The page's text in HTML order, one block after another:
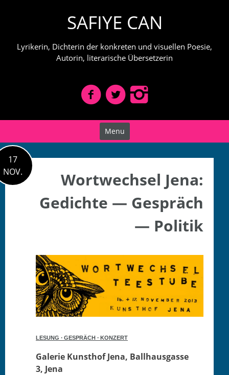
SAFIYE CAN
Lyrikerin, Dichterin der konkreten und visuellen Poesie,
Autorin, literarische Übersetzerin
Menu
17
NOV.
Wortwechsel Jena:
Gedichte — Gespräch
— Politik
LESUNG ∙ GESPRÄCH ∙ KONZERT
Galerie Kun­sthof Jena, Ball­haus­gasse
3, Jena